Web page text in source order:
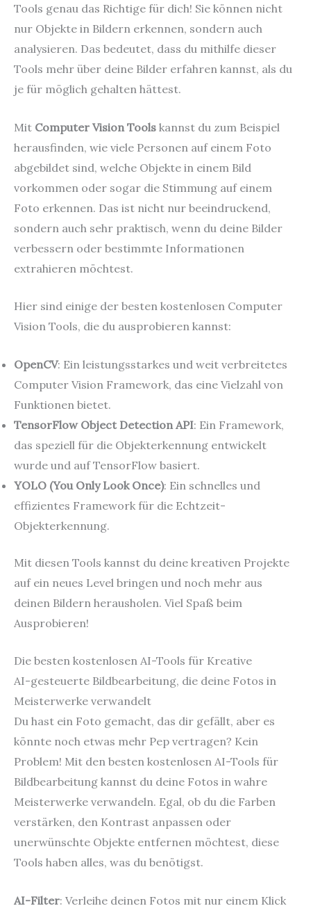
Tools genau das Richtige für dich! Sie können nicht
nur Objekte in Bildern erkennen, sondern auch
analysieren. Das bedeutet, dass du mithilfe dieser
Tools mehr über deine Bilder erfahren kannst, als du
je für möglich gehalten hättest.
Mit Computer Vision Tools kannst du zum Beispiel
herausfinden, wie viele Personen auf einem Foto
abgebildet sind, welche Objekte in einem Bild
vorkommen oder sogar die Stimmung auf einem
Foto erkennen. Das ist nicht nur beeindruckend,
sondern auch sehr praktisch, wenn du deine Bilder
verbessern oder bestimmte Informationen
extrahieren möchtest.
Hier sind einige der besten kostenlosen Computer
Vision Tools, die du ausprobieren kannst:
OpenCV: Ein leistungsstarkes und weit verbreitetes
Computer Vision Framework, das eine Vielzahl von
Funktionen bietet.
TensorFlow Object Detection API: Ein Framework,
das speziell für die Objekterkennung entwickelt
wurde und auf TensorFlow basiert.
YOLO (You Only Look Once): Ein schnelles und
effizientes Framework für die Echtzeit-
Objekterkennung.
Mit diesen Tools kannst du deine kreativen Projekte
auf ein neues Level bringen und noch mehr aus
deinen Bildern herausholen. Viel Spaß beim
Ausprobieren!
Die besten kostenlosen AI-Tools für Kreative
AI-gesteuerte Bildbearbeitung, die deine Fotos in
Meisterwerke verwandelt
Du hast ein Foto gemacht, das dir gefällt, aber es
könnte noch etwas mehr Pep vertragen? Kein
Problem! Mit den besten kostenlosen AI-Tools für
Bildbearbeitung kannst du deine Fotos in wahre
Meisterwerke verwandeln. Egal, ob du die Farben
verstärken, den Kontrast anpassen oder
unerwünschte Objekte entfernen möchtest, diese
Tools haben alles, was du benötigst.
AI-Filter: Verleihe deinen Fotos mit nur einem Klick